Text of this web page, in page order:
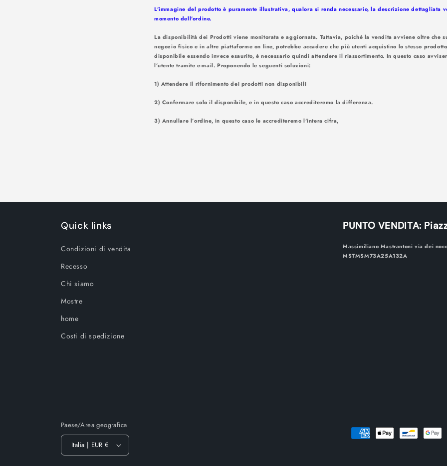
L'immagine del prodotto è puramente illustrativa, qualora si renda necessario, la descrizione dettagliata
momento dell'ordine.
La disponibilità dei Prodotti viene monitorata e aggiornata. Tuttavia, poiché la vendita avviene oltre che
negozio fisico e in altre piattaforme on line, potrebbe accadere che più utenti acquistino lo stesso
disponibile essendo invece esaurito, è necessario quindi attendere il riassortimento. In questo caso
l’utente tramite e-mail. Proponendo le
1) Attendere il rifornimento dei prodotti non disponibili
2) Confermare solo il disponibile, e in questo caso accrediteremo la differenza.
3) Annullare l’ordine, in questo caso le accrediteremo l'intera cifra,
Quick links
Condizioni di vendita
Recesso
Chi siamo
Mostre
home
Costi di spedizione
PUNTO VENDITA:
Massimiliano Mastrantoni via dei
MSTMSM73A25A132A
Paese/Area geografica
Italia | EUR €
Metodi